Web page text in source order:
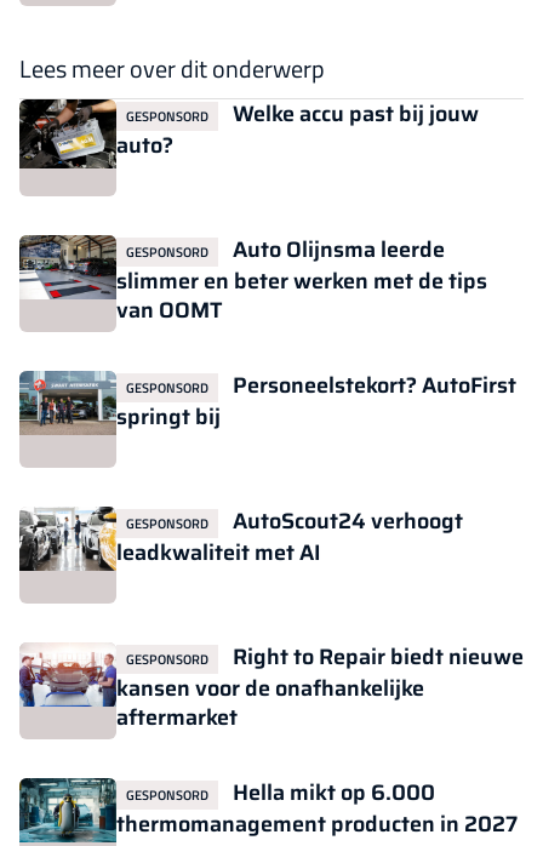
Lees meer over dit onderwerp
GESPONSORD
Welke accu past bij jouw
auto?
GESPONSORD
Auto Olijnsma leerde
slimmer en beter werken met de tips
van OOMT
GESPONSORD
Personeelstekort? AutoFirst
springt bij
GESPONSORD
AutoScout24 verhoogt
leadkwaliteit met AI
GESPONSORD
Right to Repair biedt nieuwe
kansen voor de onafhankelijke
aftermarket
GESPONSORD
Hella mikt op 6.000
thermomanagement producten in 2027